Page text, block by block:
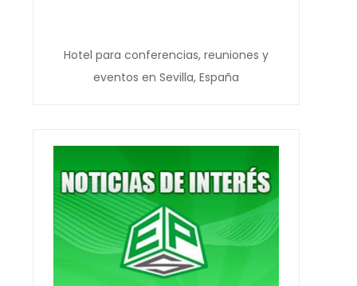
Hotel para conferencias, reuniones y
eventos en Sevilla, España